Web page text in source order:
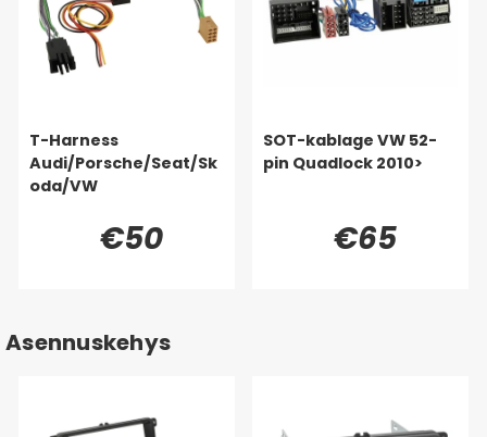
T-Harness
Audi/Porsche/Seat/Sk
oda/VW
€50
SOT-kablage VW 52-
pin Quadlock 2010>
€65
Asennuskehys